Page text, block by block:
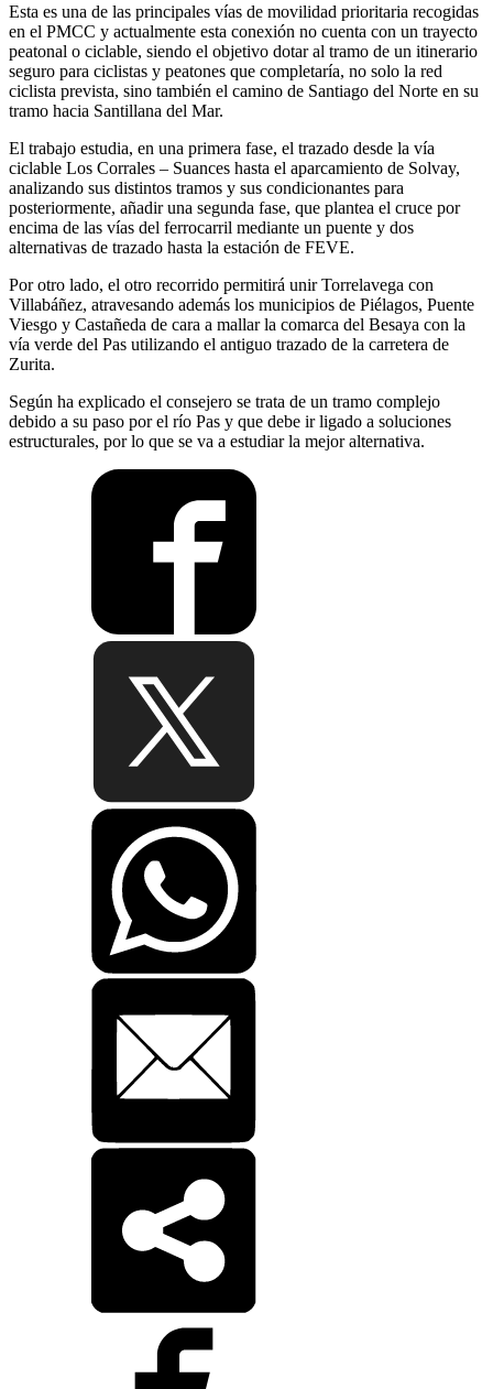
Esta es una de las principales vías de movilidad prioritaria recogidas
en el PMCC y actualmente esta conexión no cuenta con un trayecto
peatonal o ciclable, siendo el objetivo dotar al tramo de un itinerario
seguro para ciclistas y peatones que completaría, no solo la red
ciclista prevista, sino también el camino de Santiago del Norte en su
tramo hacia Santillana del Mar.
El trabajo estudia, en una primera fase, el trazado desde la vía
ciclable Los Corrales – Suances hasta el aparcamiento de Solvay,
analizando sus distintos tramos y sus condicionantes para
posteriormente, añadir una segunda fase, que plantea el cruce por
encima de las vías del ferrocarril mediante un puente y dos
alternativas de trazado hasta la estación de FEVE.
Por otro lado, el otro recorrido permitirá unir Torrelavega con
Villabáñez, atravesando además los municipios de Piélagos, Puente
Viesgo y Castañeda de cara a mallar la comarca del Besaya con la
vía verde del Pas utilizando el antiguo trazado de la carretera de
Zurita.
Según ha explicado el consejero se trata de un tramo complejo
debido a su paso por el río Pas y que debe ir ligado a soluciones
estructurales, por lo que se va a estudiar la mejor alternativa.